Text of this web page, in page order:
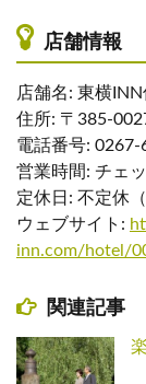
店舗情報
店舗名: 東横
住所: 〒385-
電話番号: 0267-
営業時間: チェ
定休日: 不定休
ウェブサイト:
inn.com/hotel/
関連記事